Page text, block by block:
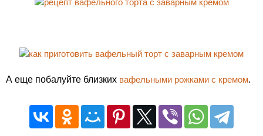
А еще побалуйте близких вафельными рожками с кремом.